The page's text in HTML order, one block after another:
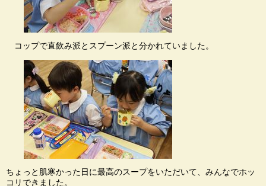
コップで直飲み派とスプーン派と分かれていました。
ちょっと肌寒かった日に最高のスープをいただいて、みんなでホッ
コリできました。